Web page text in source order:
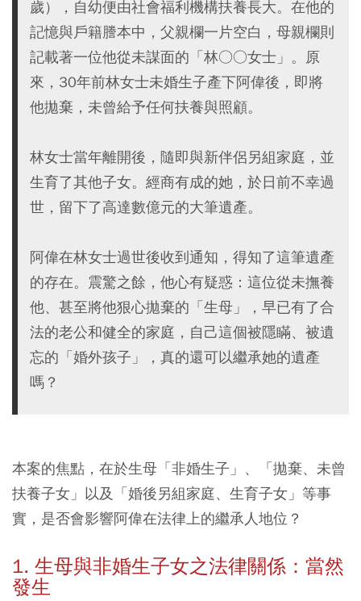
歲），自幼便由社會福利機構扶養長大。在他的
記憶與戶籍謄本中，父親欄一片空白，母親欄則
記載著一位他從未謀面的「林○○女士」。原
來，30年前林女士未婚生子產下阿偉後，即將
他拋棄，未曾給予任何扶養與照顧。
林女士當年離開後，隨即與新伴侶另組家庭，並
生育了其他子女。經商有成的她，於日前不幸過
世，留下了高達數億元的大筆遺產。
阿偉在林女士過世後收到通知，得知了這筆遺產
的存在。震驚之餘，他心有疑惑：這位從未撫養
他、甚至將他狠心拋棄的「生母」，早已有了合
法的老公和健全的家庭，自己這個被隱瞞、被遺
忘的「婚外孩子」，真的還可以繼承她的遺產
嗎？
本案的焦點，在於生母「非婚生子」、「拋棄、未曾
扶養子女」以及「婚後另組家庭、生育子女」等事
實，是否會影響阿偉在法律上的繼承人地位？
1. 生母與非婚生子女之法律關係：當然
發生